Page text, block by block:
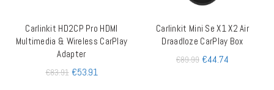
TOEVOEGEN AAN WINKELWAGEN
Carlinkit HD2CP Pro HDMI
Multimedia & Wireless CarPlay
Adapter
€83.91 €53.91
QUICK SHOP
Carlinkit Mini Se X1 X2 Air
Draadloze CarPlay Box
€89.99 €44.74